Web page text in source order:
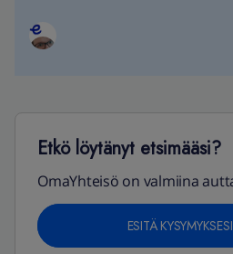
Etkö löytänyt etsimääsi?
OmaYhteisö on valmiina
ESITÄ